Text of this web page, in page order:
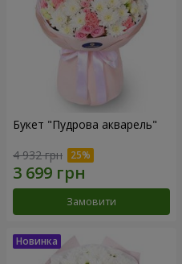
Букет "Пудрова акварель"
4 932 грн
Замовити